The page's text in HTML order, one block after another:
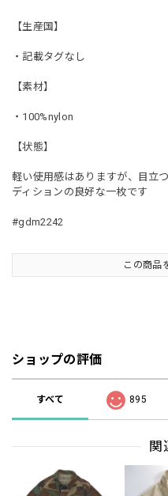
【生産国】
・記載タグなし
【素材】
・100%nylon
【状態】
軽い使用感はありますが、目立
ディションの良好な一枚です
#gdm2242
この商品
ショップの評価
すべて 895
関